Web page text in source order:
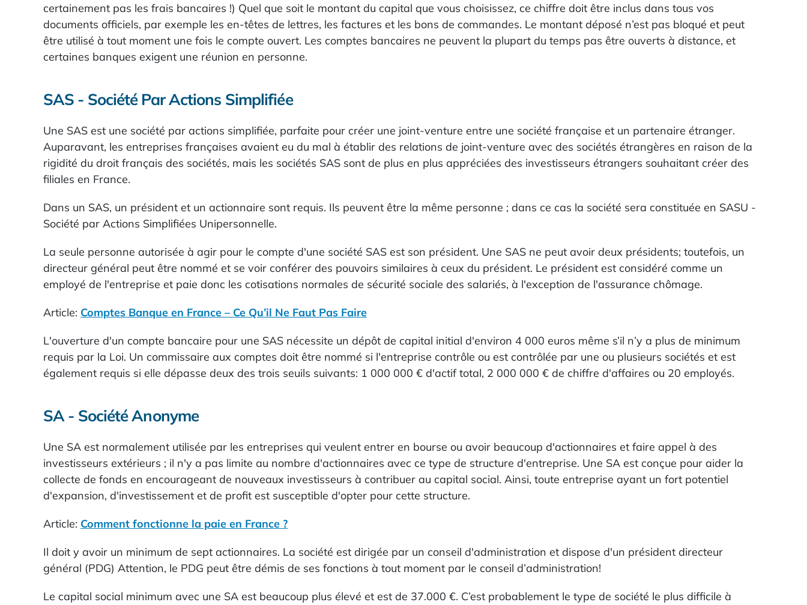
certainement pas les frais bancaires !) Quel que soit le montant du capital que vous choisissez, ce chiffre doit être inclus dans tous vos
documents officiels, par exemple les en-têtes de lettres, les factures et les bons de commandes. Le montant déposé n’est pas bloqué et peut
être utilisé à tout moment une fois le compte ouvert. Les comptes bancaires ne peuvent la plupart du temps pas être ouverts à distance, et
certaines banques exigent une réunion en personne.
SAS - Société Par Actions Simplifiée
Une SAS est une société par actions simplifiée, parfaite pour créer une joint-venture entre une société française et un partenaire étranger.
Auparavant, les entreprises françaises avaient eu du mal à établir des relations de joint-venture avec des sociétés étrangères en raison de la
rigidité du droit français des sociétés, mais les sociétés SAS sont de plus en plus appréciées des investisseurs étrangers souhaitant créer des
filiales en France.
Dans un SAS, un président et un actionnaire sont requis. Ils peuvent être la même personne ; dans ce cas la société sera constituée en SASU -
Société par Actions Simplifiées Unipersonnelle.
La seule personne autorisée à agir pour le compte d'une société SAS est son président. Une SAS ne peut avoir deux présidents; toutefois, un
directeur général peut être nommé et se voir conférer des pouvoirs similaires à ceux du président. Le président est considéré comme un
employé de l'entreprise et paie donc les cotisations normales de sécurité sociale des salariés, à l'exception de l'assurance chômage.
Article: Comptes Banque en France – Ce Qu’il Ne Faut Pas Faire
L'ouverture d'un compte bancaire pour une SAS nécessite un dépôt de capital initial d'environ 4 000 euros même s’il n’y a plus de minimum
requis par la Loi. Un commissaire aux comptes doit être nommé si l'entreprise contrôle ou est contrôlée par une ou plusieurs sociétés et est
également requis si elle dépasse deux des trois seuils suivants: 1 000 000 € d'actif total, 2 000 000 € de chiffre d'affaires ou 20 employés.
SA - Société Anonyme
Une SA est normalement utilisée par les entreprises qui veulent entrer en bourse ou avoir beaucoup d'actionnaires et faire appel à des
investisseurs extérieurs ; il n'y a pas limite au nombre d'actionnaires avec ce type de structure d'entreprise. Une SA est conçue pour aider la
collecte de fonds en encourageant de nouveaux investisseurs à contribuer au capital social. Ainsi, toute entreprise ayant un fort potentiel
d'expansion, d'investissement et de profit est susceptible d'opter pour cette structure.
Article: Comment fonctionne la paie en France ?
Il doit y avoir un minimum de sept actionnaires. La société est dirigée par un conseil d'administration et dispose d'un président directeur
général (PDG) Attention, le PDG peut être démis de ses fonctions à tout moment par le conseil d’administration!
Le capital social minimum avec une SA est beaucoup plus élevé et est de 37.000 €. C’est probablement le type de société le plus difficile à